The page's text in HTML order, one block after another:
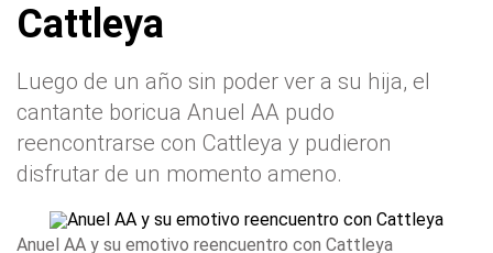
Cattleya
Luego de un año sin poder ver a su hija, el
cantante boricua Anuel AA pudo
reencontrarse con Cattleya y pudieron
disfrutar de un momento ameno.
Anuel AA y su emotivo reencuentro con Cattleya